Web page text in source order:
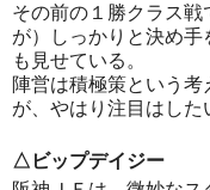
その前の１勝クラス
が）しっかりと決め
も見せている。
陣営は積極策という
が、やはり注目はした
△ビップデイジー